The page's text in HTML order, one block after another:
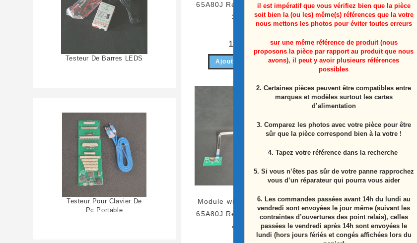
65A80J Référence: 1-007-
366-21
10,00
Ajouter au panier
5,00€
Ajouter au panier
Module wifi télé Sony XR-
65A80J Référence: 1-005-
419-31
ÉPUISÉ
Module infra rouge télé
Sony XR-65A80J
Référence: 1-010-524-11
(101052311)
Testeur De Barres LEDS
Testeur Pour Clavier De
Pc Portable
il est impératif que vous vérifiez bien que la pièce
soit bien la (ou les) même(s) références que la votre
nous mettons les photos pour éviter toutes erreurs
sur une même référence de produit (nous
proposons la pièce par rapport au produit que nous
avons), il peut y avoir plusieurs références
possibles
2. Certaines pièces peuvent être compatibles entre
marques et modèles surtout les cartes
d’alimentation
3. Comparez les photos avec votre pièce pour être
sûr que la pièce correspond bien à la votre !
4. Tapez votre référence dans la recherche
5. Si vous n’êtes pas sûr de votre panne rapprochez
vous d’un réparateur qui pourra vous aider
6. Les commandes passées avant 14h du lundi au
vendredi sont envoyées le jour même (suivant les
contraintes d’ouvertures des point relais), celles
passées le vendredi après 14h sont envoyées le
lundi (hors jours fériés et congés affichées lors du